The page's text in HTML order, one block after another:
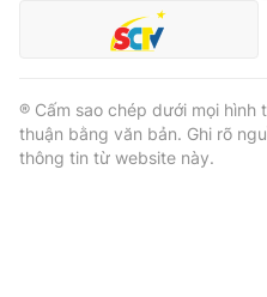
® Cấm sao chép dưới mọi hình
thuận bằng văn bản. Ghi rõ
thông tin từ website này.